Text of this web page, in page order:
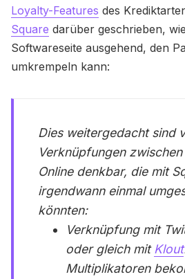
Loyalty-Features des
Square darüber geschrieben,
Softwareseite ausgehend, den
umkrempeln kann:
Dies weitergedacht sind
Verknüpfungen
Online denkbar, die mit
irgendwann einmal
könnten:
Verknüpfung mit
oder gleich mitKlout
Multiplikatoren